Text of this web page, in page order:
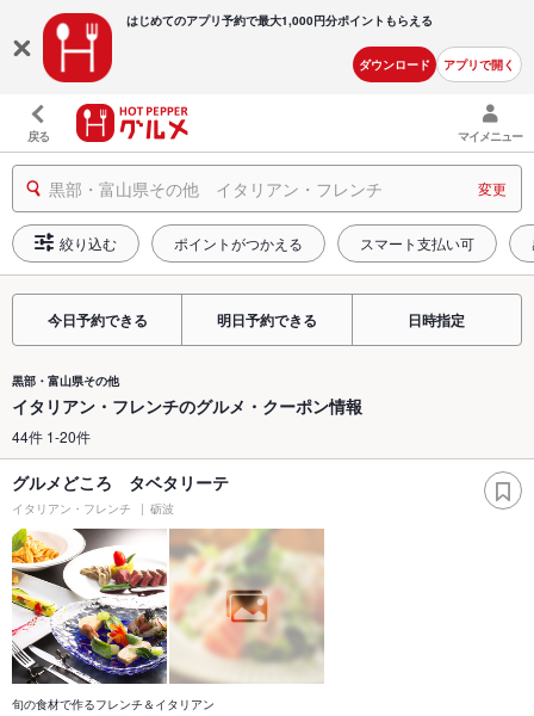
はじめてのアプリ予約で最大1,000円分ポイントもらえる
ダウンロード アプリで開く
戻る マイメニュー
黒部・富山県その他 イタリアン・フレンチ 変更
絞り込む ポイントがつかえる スマート支払い可
今日予約できる 明日予約できる 日時指定
黒部・富山県その他
イタリアン・フレンチのグルメ・クーポン情報
44件 1-20件
グルメどころ タベタリーテ
イタリアン・フレンチ 砺波
旬の食材で作るフレンチ＆イタリアン